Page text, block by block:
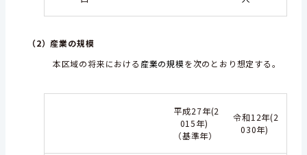
（2）産業の規模
本区域の将来における 産業の規模を次のとおり想定する。
平成27年(2
015年)
（基準年）
令和12年(2
030年)